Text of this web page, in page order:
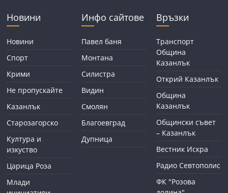
Новини
Новини
Спорт
Крими
Не пропускайте
Казанлък
Старозагорско
Култура и
изкуство
Царица Роза
Млади
Инфо сайтове
Павел баня
Монтана
Силистра
Видин
Смолян
Благоевград
Дупница
Връзки
Транспорт
Община
Казанлък
Открий Казанлък
Община
Казанлък
Общински съвет
– Казанлък
Вестник Искра
Радио Севтополис
ФК "Розова